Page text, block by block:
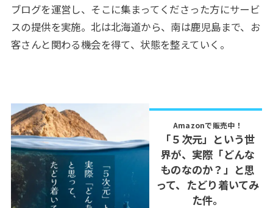
ブログを運営し、そこに集まってくださった方にサービ
スの提供を実施。北は北海道から、南は鹿児島まで、お
客さんと関わる機会を得て、状態を整えていく。
Amazonで販売中！
「５次元」という世
界が、実際「どんな
ものなのか？」と思
って、たどり着いてみ
た件。